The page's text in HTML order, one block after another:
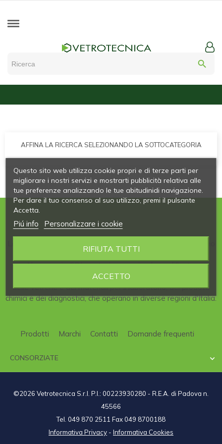
search
AFFINA LA RICERCA SELEZIONANDO LA SOTTOCATEGORIA
Distribuzione di articoli per Laboratori
Al consorzio CDL partecipano aziende qualificate,
specializzate nel campo della strumentazione scientifica,
delle vetrerie e dei materiali per il laboratorio, dei prodotti
chimici e dei diagnostici, che operano in diverse regioni d'Italia.
Prodotti Marchi Contatti Domande frequenti
CONSORZIATE 
Questo sito web utilizza cookie propri e di terze parti per
migliorare i nostri servizi e mostrarti pubblicità relativa alle
tue preferenze analizzando le tue abitudinidi navigazione.
Per dare il tuo consenso al suo utilizzo, premi il pulsante
Accetta.
Piú info Personalizzare i cookie
RIFIUTA TUTTI
ACCETTO
©2026 Vetrotecnica S.r.l. P.I.: 00223930280 - R.E.A. di Padova n.
45566
Tel. 049 870 2511 Fax 049 8700188
Informativa Privacy - Informativa Cookies